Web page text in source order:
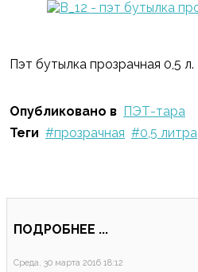
Пэт бутылка прозрачная 0,5 л.
Опубликовано в ПЭТ-тара
Теги
прозрачная 0,5 литра
ПОДРОБНЕЕ ...
Среда, 30 марта 2016 18:12